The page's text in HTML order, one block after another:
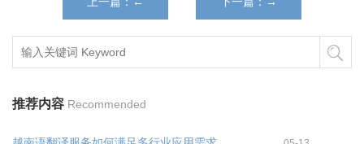
推荐内容 Recommended